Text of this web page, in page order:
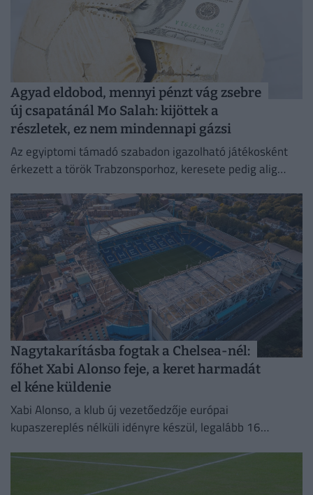
Agyad eldobod, mennyi pénzt vág zsebre
új csapatánál Mo Salah: kijöttek a
részletek, ez nem mindennapi gázsi
Az egyiptomi támadó szabadon igazolható játékosként
érkezett a török Trabzonsporhoz, keresete pedig alig
Nagytakarításba fogtak a Chelsea-nél:
főhet Xabi Alonso feje, a keret harmadát
el kéne küldenie
Xabi Alonso, a klub új vezetőedzője európai
kupaszereplés nélküli idényre készül, legalább 16